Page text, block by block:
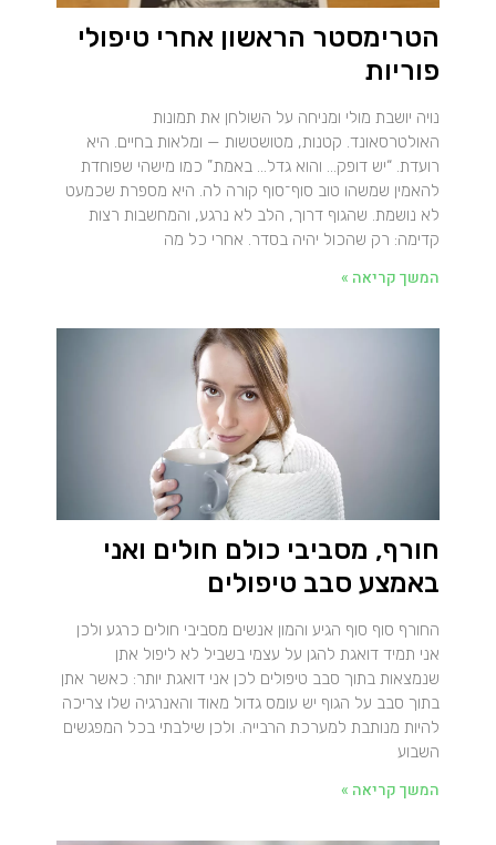
הטרימסטר הראשון אחרי טיפולי
פוריות
נויה יושבת מולי ומניחה על השולחן את תמונות
האולטרסאונד. קטנות, מטושטשות — ומלאות בחיים. היא
רועדת. “יש דופק… והוא גדל… באמת.” כמו מישהי שפוחדת
להאמין שמשהו טוב סוף־סוף קורה לה. היא מספרת שכמעט
לא נושמת. שהגוף דרוך, הלב לא נרגע, והמחשבות רצות
קדימה: רק שהכול יהיה בסדר. אחרי כל מה
המשך קריאה »
חורף, מסביבי כולם חולים ואני
באמצע סבב טיפולים
החורף סוף סוף הגיע והמון אנשים מסביבי חולים כרגע ולכן
אני תמיד דואגת להגן על עצמי בשביל לא ליפול אתן
שנמצאות בתוך סבב טיפולים לכן אני דואגת יותר: כאשר אתן
בתוך סבב על הגוף יש עומס גדול מאוד והאנרגיה שלו צריכה
להיות מנותבת למערכת הרבייה. ולכן שילבתי בכל המפגשים
השבוע
המשך קריאה »